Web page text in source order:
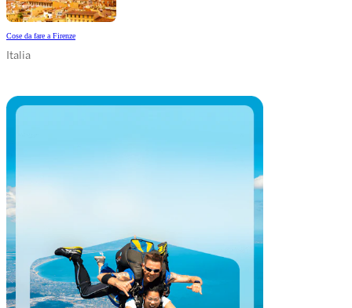
Cose da fare a Firenze
Italia